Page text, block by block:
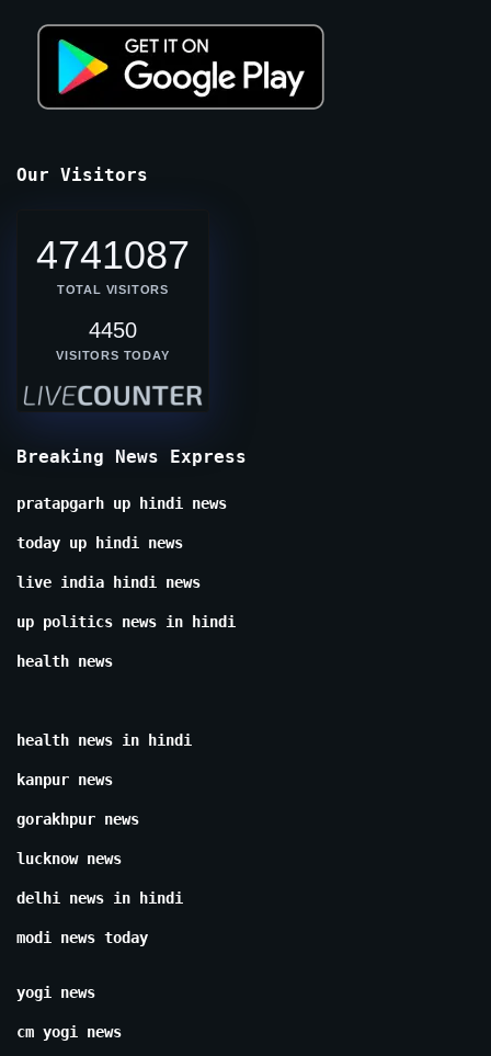
Our Visitors
4741087
TOTAL VISITORS
4450
VISITORS TODAY
Breaking News Express
pratapgarh up hindi news
today up hindi news
live india hindi news
up politics news in hindi
health news
health news in hindi
kanpur news
gorakhpur news
lucknow news
delhi news in hindi
modi news today
yogi news
cm yogi news